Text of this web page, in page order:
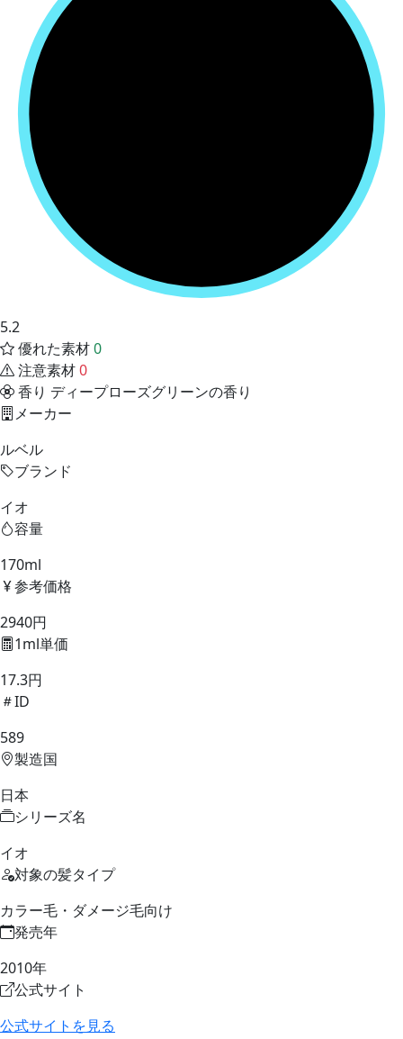
5.2
優れた素材0
注意素材0
香り ディープローズグリーンの香り
メーカー
ルベル
ブランド
イオ
容量
170ml
参考価格
2940円
1ml単価
17.3円
ID
589
製造国
日本
シリーズ名
イオ
対象の髪タイプ
カラー毛・ダメージ毛向け
発売年
2010年
公式サイト
公式サイトを見る